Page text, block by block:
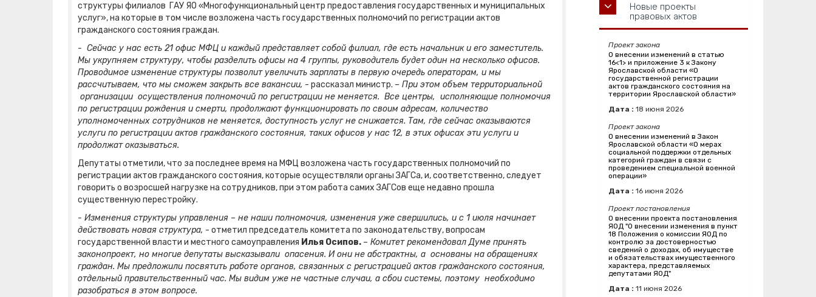
структуры филиалов ГАУ ЯО «Многофункциональный центр предоставления государственных и муниципальных
услуг», на которые в том числе возложена часть государственных полномочий по регистрации актов
гражданского состояния граждан.
- Сейчас у нас есть 21 офис МФЦ и каждый представляет собой филиал, где есть начальник и его заместитель.
Мы укрупняем структуру, чтобы разделить офисы на 4 группы, руководитель будет один на несколько офисов.
Проводимое изменение структуры позволит увеличить зарплаты в первую очередь операторам, и мы
рассчитываем, что мы сможем закрыть все вакансии, - рассказал министр. – При этом объем территориальной
организации осуществления полномочий по регистрации не меняется. Все центры, исполняющие полномочия
по регистрации рождения и смерти, продолжают функционировать по своим адресам, количество
уполномоченных сотрудников не меняется, доступность услуг не снижается. Там, где сейчас оказываются
услуги по регистрации актов гражданского состояния, таких офисов у нас 12, в этих офисах эти услуги и
продолжат оказываться.
Депутаты отметили, что за последнее время на МФЦ возложена часть государственных полномочий по
регистрации актов гражданского состояния, которые осуществляли органы ЗАГСа, и, соответственно, следует
говорить о возросшей нагрузке на сотрудников, при этом работа самих ЗАГСов еще недавно прошла
существенную перестройку.
- Изменения структуры управления – не наши полномочия, изменения уже свершились, и с 1 июля начинает
действовать новая структура, - отметил председатель комитета по законодательству, вопросам
государственной власти и местного самоуправления Илья Осипов. – Комитет рекомендовал Думе принять
законопроект, но многие депутаты высказывали опасения. И они не абстрактны, а основаны на обращениях
граждан. Мы предложили посвятить работе органов, связанных с регистрацией актов гражданского состояния,
отдельный правительственный час. Мы видим уже не частные случаи, а сбои системы, поэтому необходимо
разобраться в этом вопросе.
Новые проекты
правовых актов
Проект закона
О внесении изменений в статью
16<1> и приложение 3 к Закону
Ярославской области «О
государственной регистрации
актов гражданского состояния на
территории Ярославской области»
Дата : 18 июня 2026
Проект закона
О внесении изменений в Закон
Ярославской области «О мерах
социальной поддержки отдельных
категорий граждан в связи с
проведением специальной военной
операции»
Дата : 16 июня 2026
Проект постановления
О внесении проекта постановления
ЯОД "О внесении изменения в пункт
18 Положения о комиссии ЯОД по
контролю за достоверностью
сведений о доходах, об имуществе
и обязательствах имущественного
характера, представляемых
депутатами ЯОД"
Дата : 11 июня 2026